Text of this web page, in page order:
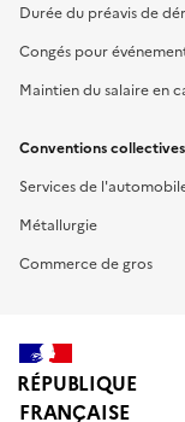
Durée du préavis de
Congés pour
Maintien du salaire en
Conventions
Services de
Métallurgie
Commerce de gros
RÉPUBLIQUE
FRANÇAISE